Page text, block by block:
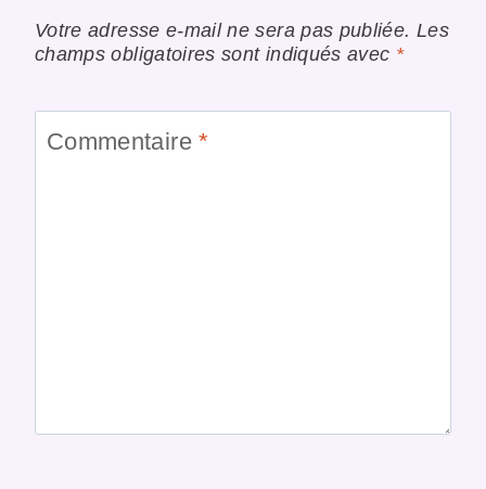
Votre adresse e-mail ne sera pas publiée. Les
champs obligatoires sont indiqués avec *
Commentaire*